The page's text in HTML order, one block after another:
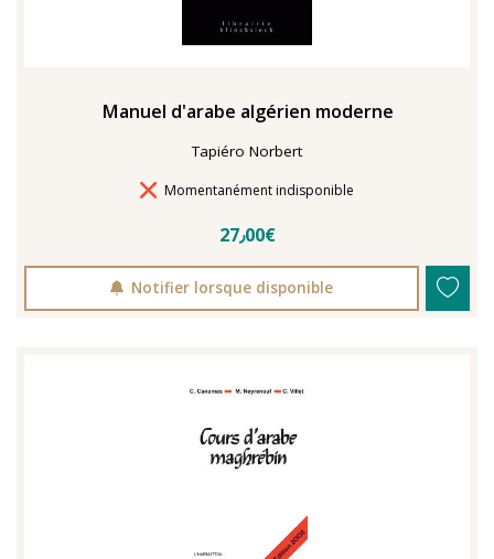
Manuel d'arabe algérien moderne
Tapiéro Norbert
Délais de livraison
Momentanément indisponible
27٫00€
Notifier lorsque disponible